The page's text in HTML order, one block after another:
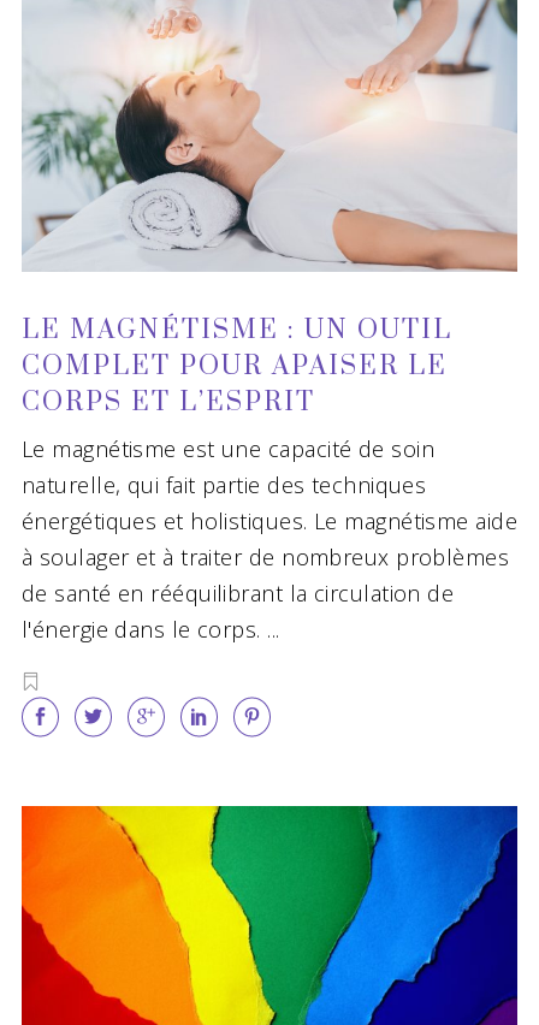
LE MAGNÉTISME : UN OUTIL
COMPLET POUR APAISER LE
CORPS ET L’ESPRIT
Le magnétisme est une capacité de soin
naturelle, qui fait partie des techniques
énergétiques et holistiques. Le magnétisme aide
à soulager et à traiter de nombreux problèmes
de santé en rééquilibrant la circulation de
l'énergie dans le corps.